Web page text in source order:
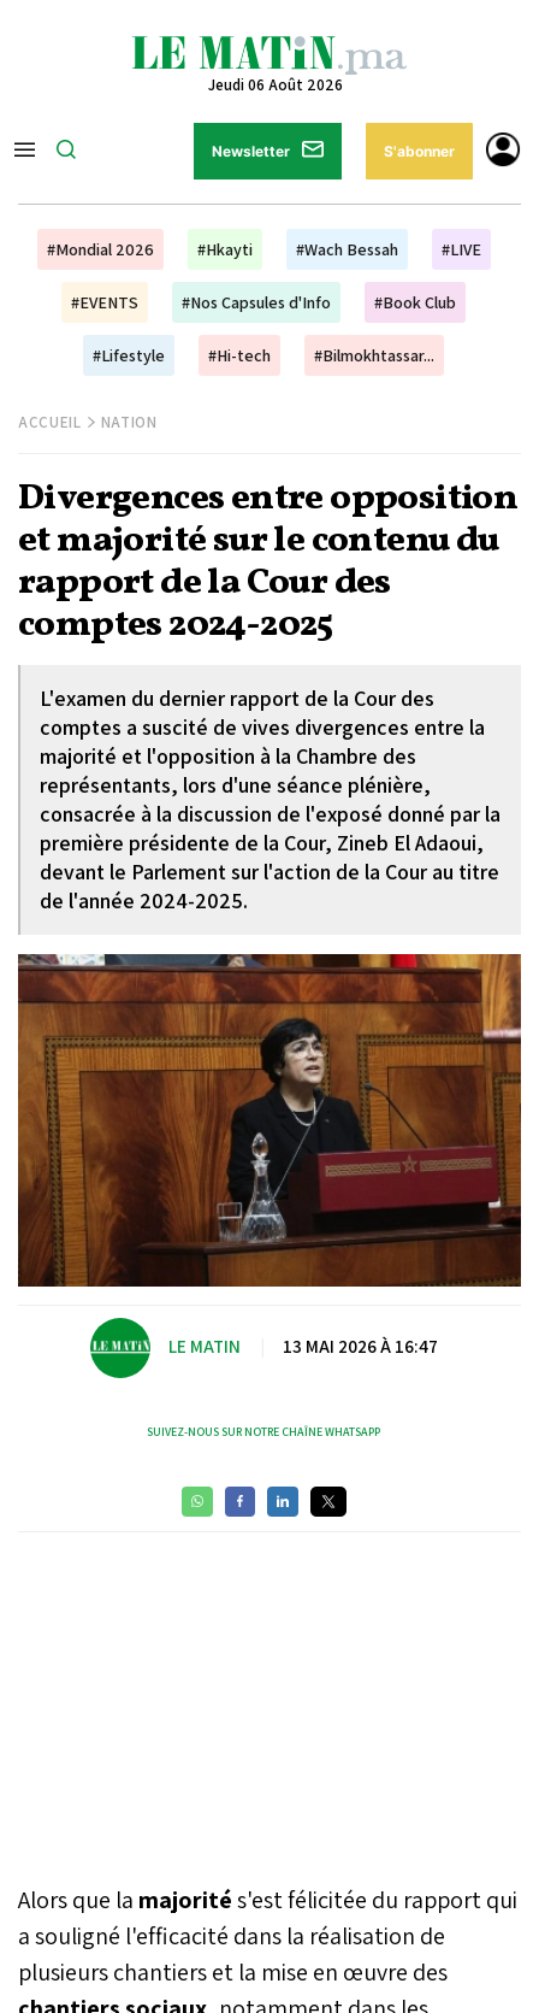
Jeudi 06 Août 2026
Newsletter S'abonner
#Mondial 2026 #Hkayti #Wach Bessah #LIVE
#EVENTS #Nos Capsules d'Info #Book Club
#Lifestyle #Hi-tech #Bilmokhtassar...
ACCUEIL NATION
Divergences entre opposition
et majorité sur le contenu du
rapport de la Cour des
comptes 2024-2025
L'examen du dernier rapport de la Cour des
comptes a suscité de vives divergences entre la
majorité et l'opposition à la Chambre des
représentants, lors d'une séance plénière,
consacrée à la discussion de l'exposé donné par la
première présidente de la Cour, Zineb El Adaoui,
devant le Parlement sur l'action de la Cour au titre
de l'année 2024-2025.
LE MATIN 13 MAI 2026 À 16:47
SUIVEZ-NOUS SUR NOTRE CHAÎNE WHATSAPP
Alors que la majorités'est félicitée du rapport qui
a souligné l'efficacité dans la réalisation de
plusieurs chantiers et la mise en œuvre des